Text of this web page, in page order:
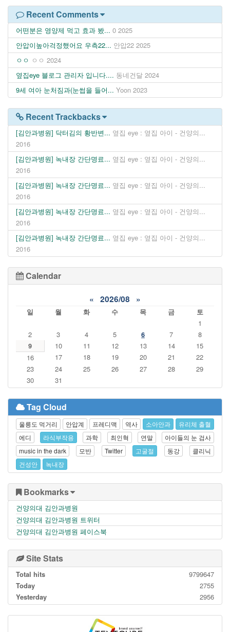
Recent Comments
어떤분은 영양제 먹고 효과 봤... 0 2025
안압이높아걱정했어요 우측22... 안압22 2025
ㅇㅇ ㅇㅇ 2024
옆집eye 블로그 관리자 입니다.... 동네건달 2024
9세 여아 눈처짐과(눈썹을 들어... Yoon 2023
Recent Trackbacks
[김안과병원] 닥터김의 황반변... 옆집 eye : 옆집 아이 - 건양의...
2016
[김안과병원] 녹내장 간단명료... 옆집 eye : 옆집 아이 - 건양의...
2016
[김안과병원] 녹내장 간단명료... 옆집 eye : 옆집 아이 - 건양의...
2016
[김안과병원] 녹내장 간단명료... 옆집 eye : 옆집 아이 - 건양의...
2016
[김안과병원] 녹내장 간단명료... 옆집 eye : 옆집 아이 - 건양의...
2016
Calendar
« 2026/08 »
일 월 화 수 목 금
토
1
2
3 4 5 6 7
8
9
10 11 12 13 14
15
16
17 18 19 20 21
22
23
24 25 26 27 28
29
30
31
Tag Cloud
울릉도 먹거리 안압계 프레디맥 역사 소아안과
유리체 출혈
에디
라식부작용 과학 최인혁 연말
아이들의 눈 검사
music in the dark
모반 Twitter 고굴절 동강
클리닉
건성안
녹내장
Bookmarks
건양의대 김안과병원
건양의대 김안과병원 트위터
건양의대 김안과병원 페이스북
Site Stats
Total hits
9799647
Today
2755
Yesterday
2956